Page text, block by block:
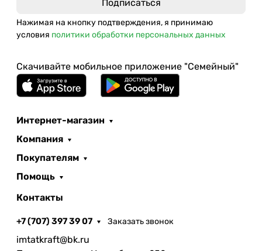
Нажимая на кнопку подтверждения, я принимаю
условия политики обработки персональных данных
Скачивайте мобильное приложение "Семейный"
Интернет-магазин
Компания
Покупателям
Помощь
Контакты
+7 (707) 397 39 07 Заказать звонок
imtatkraft@bk.ru